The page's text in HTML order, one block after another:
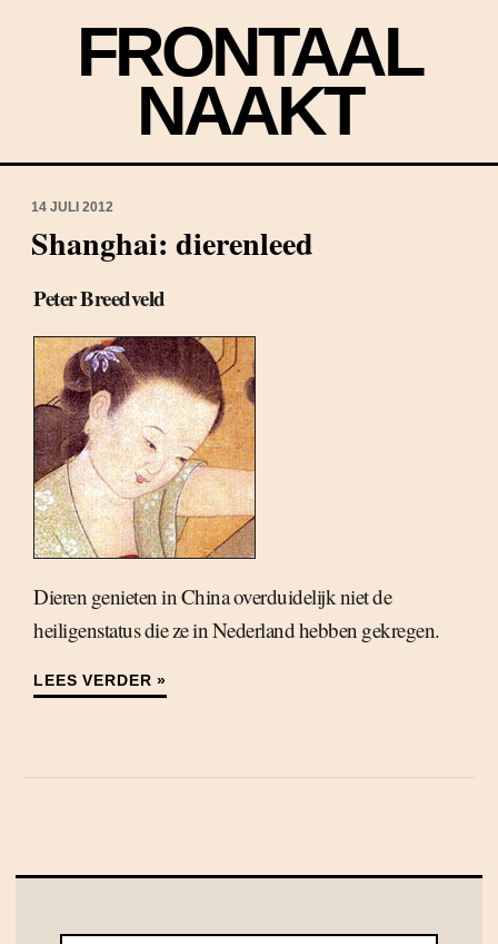
FRONTAAL
NAAKT
14 JULI 2012
Shanghai: dierenleed
Peter Breedveld
Dieren genieten in China overduidelijk niet de
heiligenstatus die ze in Nederland hebben gekregen.
LEES VERDER »